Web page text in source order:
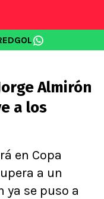
Almirón
a los
en Copa
a un
se puso a